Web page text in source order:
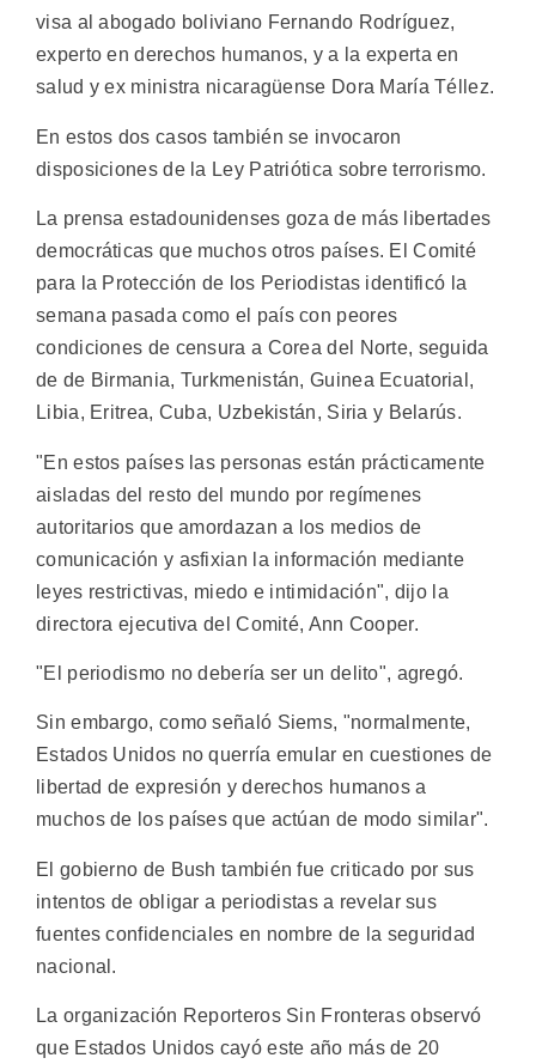
visa al abogado boliviano Fernando Rodríguez,
experto en derechos humanos, y a la experta en
salud y ex ministra nicaragüense Dora María Téllez.
En estos dos casos también se invocaron
disposiciones de la Ley Patriótica sobre terrorismo.
La prensa estadounidenses goza de más libertades
democráticas que muchos otros países. El Comité
para la Protección de los Periodistas identificó la
semana pasada como el país con peores
condiciones de censura a Corea del Norte, seguida
de de Birmania, Turkmenistán, Guinea Ecuatorial,
Libia, Eritrea, Cuba, Uzbekistán, Siria y Belarús.
"En estos países las personas están prácticamente
aisladas del resto del mundo por regímenes
autoritarios que amordazan a los medios de
comunicación y asfixian la información mediante
leyes restrictivas, miedo e intimidación", dijo la
directora ejecutiva del Comité, Ann Cooper.
"El periodismo no debería ser un delito", agregó.
Sin embargo, como señaló Siems, "normalmente,
Estados Unidos no querría emular en cuestiones de
libertad de expresión y derechos humanos a
muchos de los países que actúan de modo similar".
El gobierno de Bush también fue criticado por sus
intentos de obligar a periodistas a revelar sus
fuentes confidenciales en nombre de la seguridad
nacional.
La organización Reporteros Sin Fronteras observó
que Estados Unidos cayó este año más de 20